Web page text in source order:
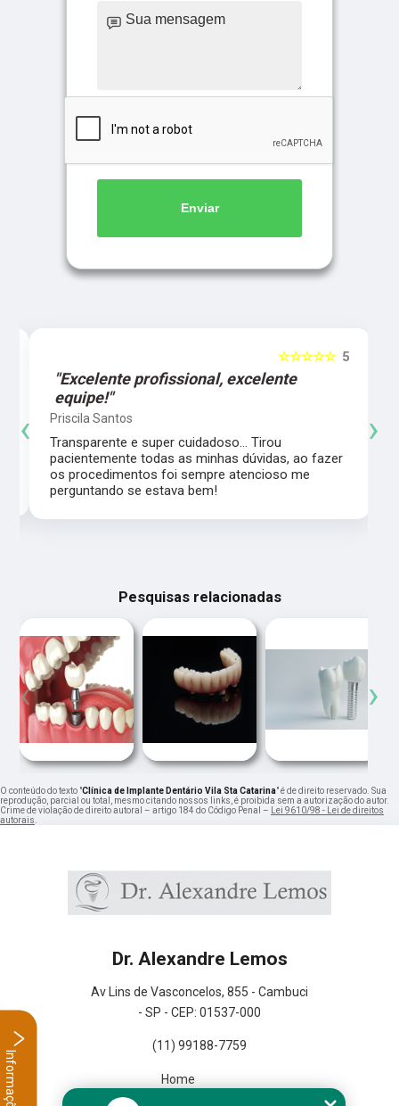
Enviar
5
☆☆☆☆☆
"Excelente profissional, excelente
equipe!"
Priscila Santos
Transparente e super cuidadoso… Tirou
pacientemente todas as minhas dúvidas, ao fazer
os procedimentos foi sempre atencioso me
perguntando se estava bem!
‹ ›
Pesquisas relacionadas
‹ ›
O conteúdo do texto "Clínica de Implante Dentário Vila Sta Catarina" é de direito reservado. Sua
reprodução, parcial ou total, mesmo citando nossos links, é proibida sem a autorização do autor.
Crime de violação de direito autoral – artigo 184 do Código Penal – Lei 9610/98 - Lei de direitos
autorais.
Dr. Alexandre Lemos
Av Lins de Vasconcelos, 855 - Cambuci
- SP - CEP: 01537-000
(11) 99188-7759
Home
Informações